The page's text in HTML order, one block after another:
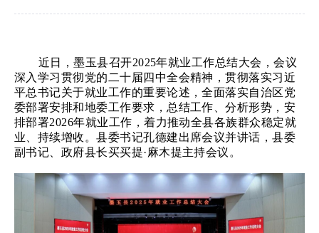
近日，墨玉县召开2025年就业工作总结大会，会议
深入学习贯彻党的二十届四中全会精神，贯彻落实习近
平总书记关于就业工作的重要论述，全面落实自治区党
委部署安排和地委工作要求，总结工作、分析形势，安
排部署2026年就业工作，着力推动全县各族群众稳定就
业、持续增收。县委书记孔德建出席会议并讲话，县委
副书记、政府县长买买提·麻木提主持会议。